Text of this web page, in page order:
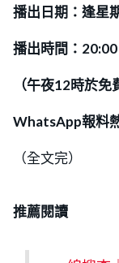
播出日期：逢星
播出時間：
（午夜12時於免
WhatsApp報料
（全文完）
推薦閱讀